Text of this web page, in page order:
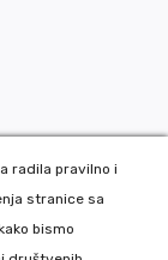
radila pravilno i
stranice sa
bismo